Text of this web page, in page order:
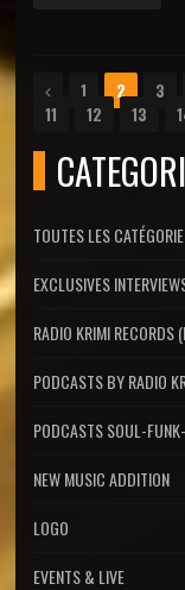
1 2 3
11
12 13
TOUTES LES
EXCLUSIVES
RADIO KRIMI RECORDS
PODCASTS BY RADIO
PODCASTS SOUL-
NEW MUSIC ADDITION
LOGO
EVENTS & LIVE